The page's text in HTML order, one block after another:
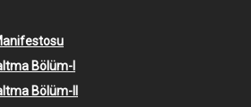
Bölüm-I
Bölüm-II